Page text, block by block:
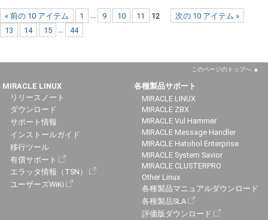
« 前の 10 アイテム 次の 10 アイテム »
1 ... 9 10 11
12
13
14 15 ... 44
このページのトップへ
MIRACLE LINUX
リリースノート
ダウンロード
サポート情報
インストールガイド
移行ツール
有償サポート
エラッタ情報（TSN）
ユーザーズWiKi
各種製品サポート
MIRACLE LINUX
MIRACLE ZBX
MIRACLE Vul Hammer
MIRACLE Message Handler
MIRACLE Hatohol Enterprise
MIRACLE System Savior
MIRACLE CLUSTERPRO
Other Linux
各種製品マニュアルダウンロード
各種製品SLA
評価版ダウンロード